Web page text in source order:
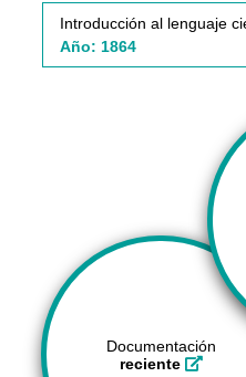
Introducción al lenguaje
Año: 1864
Documentación
reciente